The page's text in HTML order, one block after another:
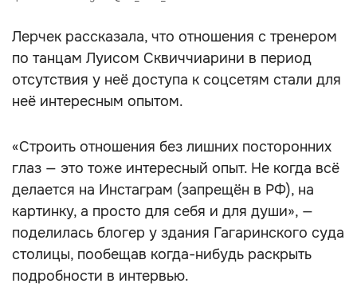
Лерчек рассказала, что отношения с тренером
по танцам Луисом Сквиччиарини в период
отсутствия у неё доступа к соцсетям стали для
неё интересным опытом.
«Строить отношения без лишних посторонних
глаз — это тоже интересный опыт. Не когда всё
делается на Инстаграм (запрещён в РФ), на
картинку, а просто для себя и для души», —
поделилась блогер у здания Гагаринского суда
столицы, пообещав когда-нибудь раскрыть
подробности в интервью.